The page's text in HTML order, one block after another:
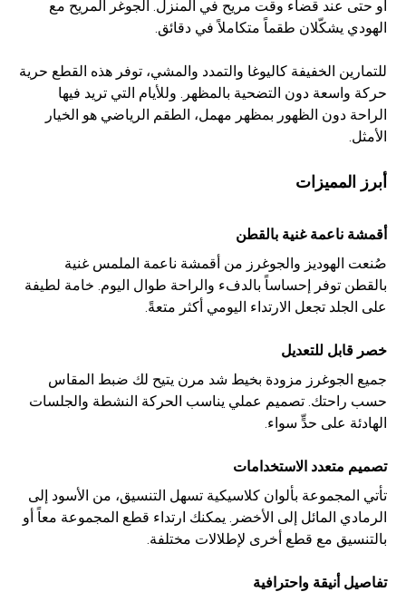
أو حتى عند قضاء وقت مريح في المنزل. الجوغر المريح مع
الهودي يشكّلان طقماً متكاملاً في دقائق.
للتمارين الخفيفة كاليوغا والتمدد والمشي، توفر هذه القطع حرية
حركة واسعة دون التضحية بالمظهر. وللأيام التي تريد فيها
الراحة دون الظهور بمظهر مهمل، الطقم الرياضي هو الخيار
الأمثل.
أبرز المميزات
أقمشة ناعمة غنية بالقطن
صُنعت الهوديز والجوغرز من أقمشة ناعمة الملمس غنية
بالقطن توفر إحساساً بالدفء والراحة طوال اليوم. خامة لطيفة
على الجلد تجعل الارتداء اليومي أكثر متعةً.
خصر قابل للتعديل
جميع الجوغرز مزودة بخيط شد مرن يتيح لك ضبط المقاس
حسب راحتك. تصميم عملي يناسب الحركة النشطة والجلسات
الهادئة على حدٍّ سواء.
تصميم متعدد الاستخدامات
تأتي المجموعة بألوان كلاسيكية تسهل التنسيق، من الأسود إلى
الرمادي المائل إلى الأخضر. يمكنك ارتداء قطع المجموعة معاً أو
بالتنسيق مع قطع أخرى لإطلالات مختلفة.
تفاصيل أنيقة واحترافية